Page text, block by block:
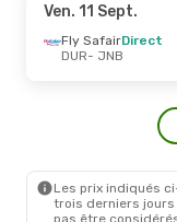
Ven. 11 Sept.
Fly SafairDirect
DUR- JNB
Les prix indiqués
trois derniers jours
pas être